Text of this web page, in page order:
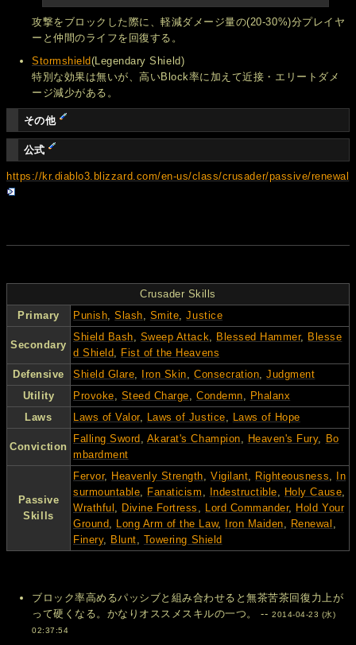
攻撃をブロックした際に、軽減ダメージ量の(20-30%)分プレイヤ
ーと仲間のライフを回復する。
Stormshield(Legendary Shield)
特別な効果は無いが、高いBlock率に加えて近接・エリートダメ
ージ減少がある。
その他
公式
https://kr.diablo3.blizzard.com/en-us/class/crusader/passive/renewal
Crusader Skills
Primary
Punish ,Slash Smite ,Justice
Secondary
Shield Bash Sweep Attack Blessed Hammer, Blesse
d Shield
Fist of the Heavens
Defensive
Shield Glare Iron Skin ,Consecration ,Judgment
Utility
Provoke Steed Charge Condemn
Phalanx
Laws
Laws of Valor, Laws of Justice Laws of Hope
Conviction
Falling Sword Akarat's Champion Heaven's Fury,
Bo
mbardment
Passive
Skills
Fervor, Heavenly Strength ,Vigilant Righteousness
In
surmountable
Fanaticism Indestructible Holy Cause
Wrathful
Divine Fortress Lord Commander, Hold Your
Ground
Long Arm of the Law, Iron Maiden Renewal
Finery, Blunt Towering Shield
ブロック率高めるパッシブと組み合わせると無茶苦茶回復力上が
って硬くなる。かなりオススメスキルの一つ。 -- 2014-04-23 (水)
02:37:54